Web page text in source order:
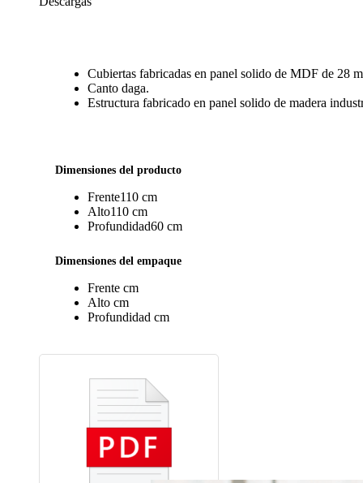
Cubiertas fabricadas en panel solido de MDF de 28
Canto daga.
Estructura fabricado en panel solido de madera
Dimensiones del producto
Frente110 cm
Alto110 cm
Profundidad60 cm
Dimensiones del empaque
Frente cm
Alto cm
Profundidad cm